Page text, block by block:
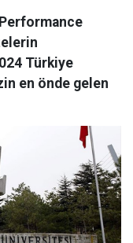
Türkiye
en önde gelen